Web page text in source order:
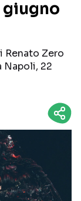
giugno
Renato Zero
Napoli, 22